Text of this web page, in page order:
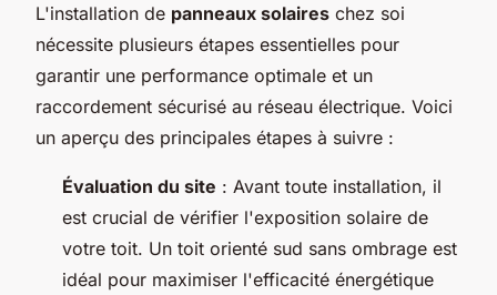
L'installation de panneaux solaires chez soi
nécessite plusieurs étapes essentielles pour
garantir une performance optimale et un
raccordement sécurisé au réseau électrique. Voici
un aperçu des principales étapes à suivre :
Évaluation du site : Avant toute installation, il
est crucial de vérifier l'exposition solaire de
votre toit. Un toit orienté sud sans ombrage est
idéal pour maximiser l'efficacité énergétique